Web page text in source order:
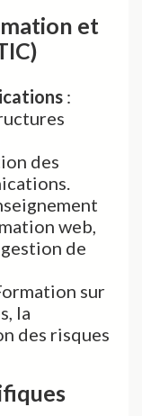
et
:
des
web,
de
sur
la
des risques